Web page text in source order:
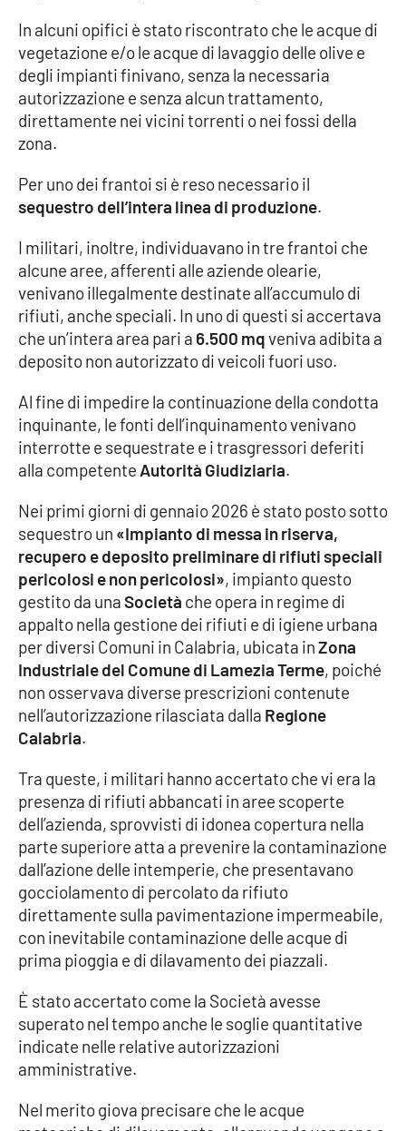
Imprese Di Calabria
Le perfidie di Antonella Grippo
Venti di comunicazione
STREAMING
LaC TV
LaC Network
LaC OnAir
Catanzaro
Crotone
Vibo Valentia
Reggio Calabria
Cosenza
Lamezia Terme
PROGETTI
SPECIALI
Buona Sanità Calabria
LA
CALABRIAVISIONE
Destinazioni
Eventi
Food
Storie
In alcuni opifici è stato riscontrato che le acque di
vegetazione e/o le acque di lavaggio delle olive e
degli impianti finivano, senza la necessaria
autorizzazione e senza alcun trattamento,
direttamente nei vicini torrenti o nei fossi della
zona.
Per uno dei frantoi si è reso necessario il
sequestro dell’intera linea di produzione.
I militari, inoltre, individuavano in tre frantoi che
alcune aree, afferenti alle aziende olearie,
venivano illegalmente destinate all’accumulo di
rifiuti, anche speciali. In uno di questi si accertava
che un’intera area pari a 6.500 mqveniva adibita a
deposito non autorizzato di veicoli fuori uso.
Al fine di impedire la continuazione della condotta
inquinante, le fonti dell’inquinamento venivano
interrotte e sequestrate e i trasgressori deferiti
alla competente Autorità Giudiziaria.
Nei primi giorni di gennaio 2026 è stato posto sotto
sequestro un «Impianto di messa in riserva,
recupero e deposito preliminare di rifiuti speciali
pericolosi e non pericolosi», impianto questo
gestito da unaSocietà che opera in regime di
appalto nella gestione dei rifiuti e di igiene urbana
per diversi Comuni in Calabria, ubicata inZona
Industriale del Comune di Lamezia Terme, poiché
non osservava diverse prescrizioni contenute
nell’autorizzazione rilasciata dalla Regione
Calabria.
Tra queste, i militari hanno accertato che vi era la
presenza di rifiuti abbancati in aree scoperte
dell’azienda, sprovvisti di idonea copertura nella
parte superiore atta a prevenire la contaminazione
dall’azione delle intemperie, che presentavano
gocciolamento di percolato da rifiuto
direttamente sulla pavimentazione impermeabile,
con inevitabile contaminazione delle acque di
prima pioggia e di dilavamento dei piazzali.
È stato accertato come la Società avesse
superato nel tempo anche le soglie quantitative
indicate nelle relative autorizzazioni
amministrative.
Nel merito giova precisare che le acque